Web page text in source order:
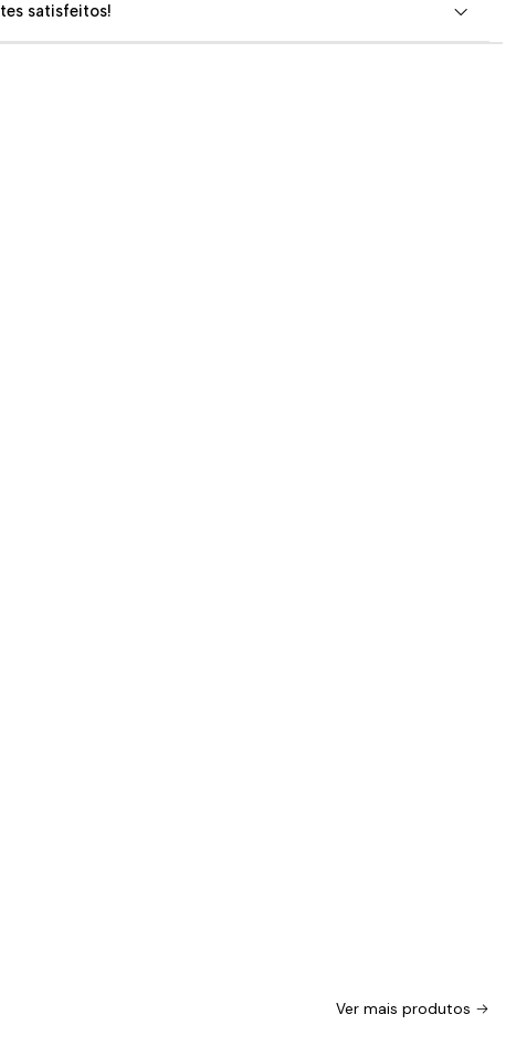
satisfeitos!
Ver mais produtos